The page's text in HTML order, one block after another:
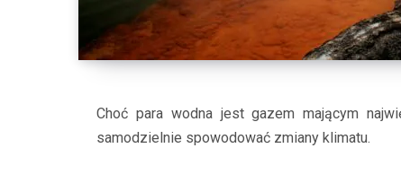
Choć para wodna jest gazem mającym
samodzielnie spowodować zmiany klimatu.